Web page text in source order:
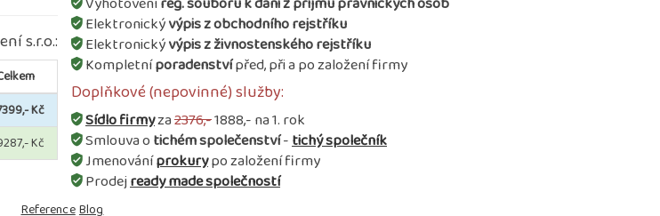
s.r.o.:
Kč
Kč
Elektronickývýpis z obchodního rejstříku
Elektronickývýpis z živnostenského rejstříku
Kompletníporadenstvípřed, při a po založení firmy
Doplňkové (nepovinné) služby:
Sídlo firmyza2376,-1888,- na 1. rok
Smlouva otichém společenství-tichý společník
Jmenováníprokurypo založení firmy
Prodejready made společností
ReferenceBlog